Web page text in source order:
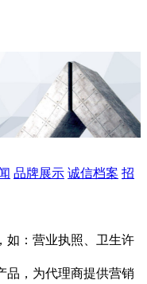
品牌展示 诚信档案 招
如：营业执照、卫生许
品，为代理商提供营销